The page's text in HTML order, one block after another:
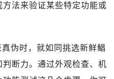
法来验证某些特定功能或
伪时，就如同挑选新鲜鲳
断力。通过外观检查、机